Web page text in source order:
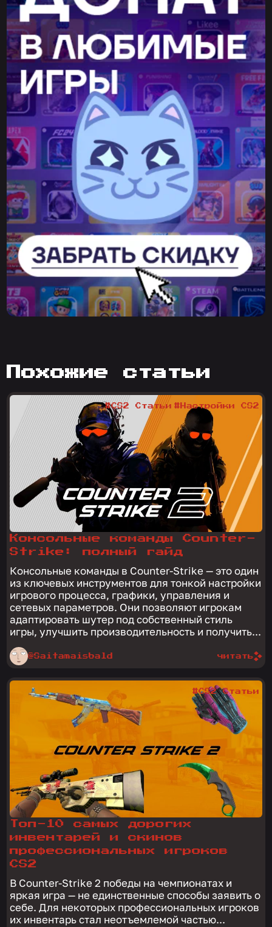
похожие статьи
Консольные команды Counter-
Strike: полный гайд
Консольные команды в Counter-Strike — это один
из ключевых инструментов для тонкой настройки
игрового процесса, графики, управления и
сетевых параметров. Они позволяют игрокам
адаптировать шутер под собственный стиль
игры, улучшить производительность и получить...
@Saitamaisbald
#CS2 Статьи #Настройки CS2
читать
Топ-10 самых дорогих
инвентарей и скинов
профессиональных игроков
CS2
В Counter-Strike 2 победы на чемпионатах и
яркая игра — не единственные способы заявить о
себе. Для некоторых профессиональных игроков
их инвентарь стал неотъемлемой частью...
#CS2 Статьи